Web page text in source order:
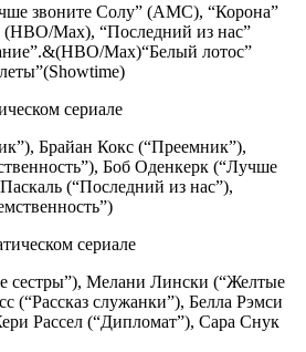
звоните Солу” (AMC), “Корона”
Max), “Последний из нас”
Max)“Белый лотос”
сериале
Брайан Кокс (“Преемник”),
Боб Оденкерк (“Лучше
(“Последний из нас”),
сериале
сестры”), Мелани Лински (“Желтые
(“Рассказ служанки”), Белла Рэмси
Рассел (“Дипломат”), Сара Снук